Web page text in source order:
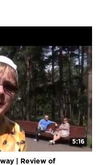
5:16
| Review of